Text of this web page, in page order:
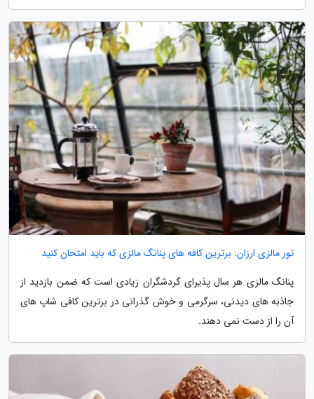
تور مالزی ارزان: برترین کافه های پنانگ مالزی که باید امتحان کنید
پنانگ مالزی هر سال پذیرای گردشگران زیادی است که ضمن بازدید از
جاذبه های دیدنی، سرگرمی و خوش گذرانی در برترین کافی شاپ های
آن را از دست نمی دهند.